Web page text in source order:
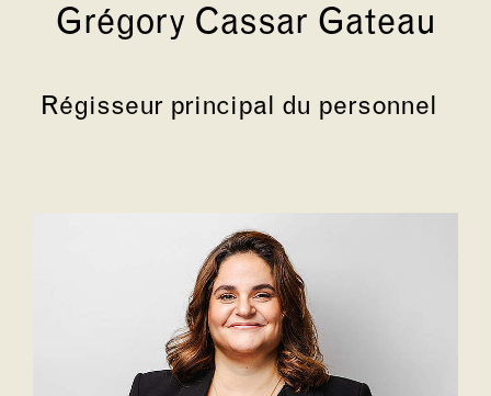
Grégory Cassar Gateau
Régisseur principal du personnel